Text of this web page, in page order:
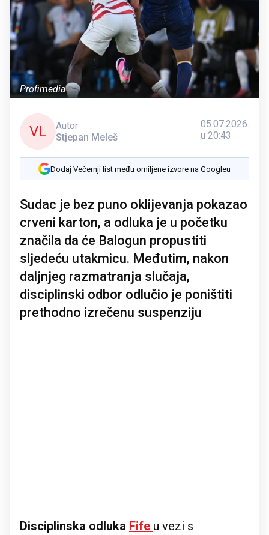
Profimedia
VL
Autor
Stjepan Meleš
05.07.2026.
u 20:43
Dodaj Večernji list među omiljene izvore na Googleu
Sudac je bez puno oklijevanja pokazao
crveni karton, a odluka je u početku
značila da će Balogun propustiti
sljedeću utakmicu. Međutim, nakon
daljnjeg razmatranja slučaja,
disciplinski odbor odlučio je poništiti
prethodno izrečenu suspenziju
Disciplinska odluka Fife u vezi s